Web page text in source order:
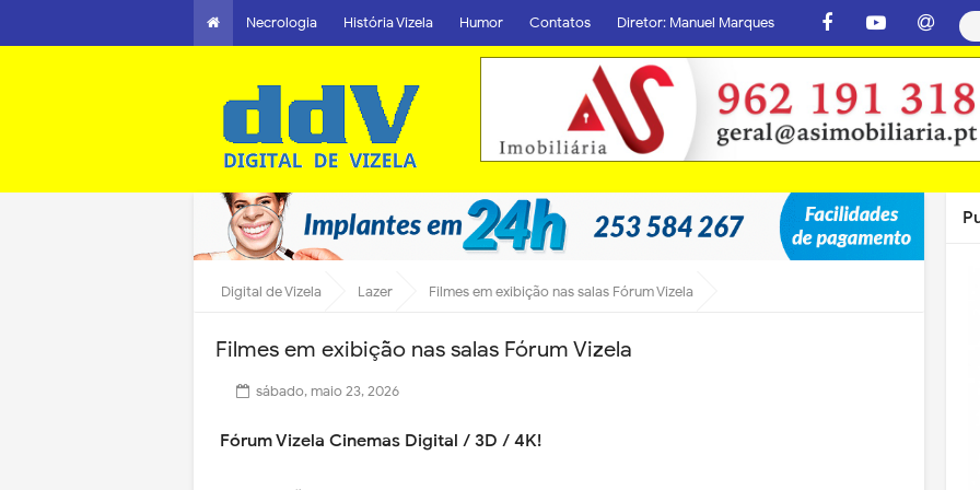
Necrologia História Vizela Humor Contatos Diretor: Manuel Marques
Digital de Vizela Lazer Filmes em exibição nas salas Fórum Vizela
Filmes em exibição nas salas Fórum Vizela
sábado, maio 23, 2026
Fórum Vizela Cinemas Digital / 3D / 4K!